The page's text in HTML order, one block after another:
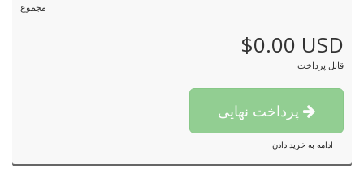
مجموع
$0.00 USD
قابل پرداخت
ادامه به خرید دادن